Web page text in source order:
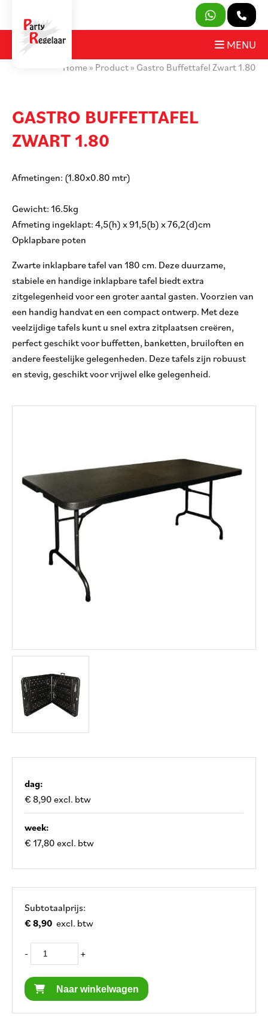
SLUITEN
OVER ONS
HUURVOORWAARDEN
PARTY REGELAAR
MENU
Home » Product » Gastro Buffettafel Zwart 1.80
GASTRO BUFFETTAFEL
ZWART 1.80
Afmetingen: (1.80x0.80 mtr)
Gewicht: 16.5kg
Afmeting ingeklapt: 4,5(h) x 91,5(b) x 76,2(d)cm
Opklapbare poten
Zwarte inklapbare tafel van 180 cm. Deze duurzame,
stabiele en handige inklapbare tafel biedt extra
zitgelegenheid voor een groter aantal gasten. Voorzien van
een handig handvat en een compact ontwerp. Met deze
veelzijdige tafels kunt u snel extra zitplaatsen creëren,
perfect geschikt voor buffetten, banketten, bruiloften en
andere feestelijke gelegenheden. Deze tafels zijn robuust
en stevig, geschikt voor vrijwel elke gelegenheid.
dag:
€ 8,90 excl. btw
week:
€ 17,80 excl. btw
Subtotaalprijs:
€ 8,90 excl. btw
- +
Naar winkelwagen